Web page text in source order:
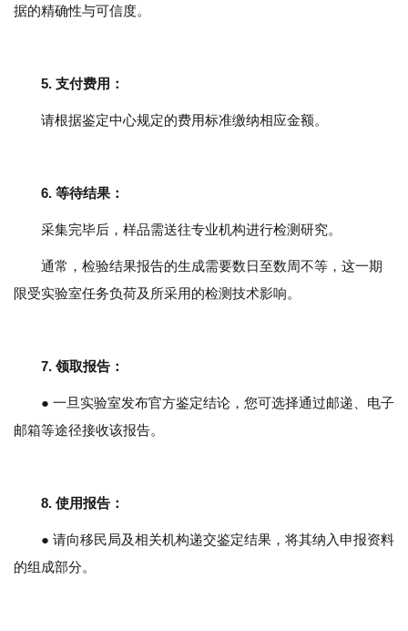
据的精确性与可信度。
5. 支付费用 ：
请根据鉴定中心规定的费用标准缴纳相应金额。
6. 等待结果 ：
采集完毕后，样品需送往专业机构进行检测研究。
通常，检验结果报告的生成需要数日至数周不等，这一期
限受实验室任务负荷及所采用的检测技术影响。
7. 领取报告 ：
● 一旦实验室发布官方鉴定结论，您可选择通过邮递、电子
邮箱等途径接收该报告。
8. 使用报告 ：
● 请向移民局及相关机构递交鉴定结果，将其纳入申报资料
的组成部分。